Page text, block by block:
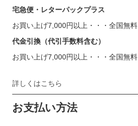
宅急便・レターパックプラス
お買い上げ7,000円以上・・・全国無料
代金引換（代引手数料含む）
お買い上げ7,000円以上・・・全国無料
詳しくはこちら
お支払い方法